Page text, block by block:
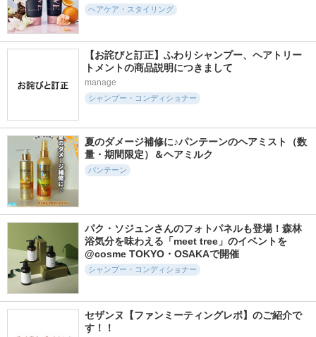
パンテーン
プセル美容液トリー
トメント
パンテーン
5.7
494件
Linon
ント（ムードナイト
ムスク）
5.5
498件
ボンリペアシャンプ
ー／トリートメント
bonparme
5.5
439件
ストレートヘアオイ
ル
5.0
1502件
ストレートシャンプ
ヘアケア・スタイリング
【お詫びと訂正】ふわりシャンプー、ヘアトリー
トメントの商品説明につきまして
manage
シャンプー・コンディショナー
夏のダメージ補修に♪パンテーンのヘアミスト（数
量・期間限定）＆ヘアミルク
パンテーン
パク・ソジュンさんのフォトパネルも登場！森林
浴気分を味わえる「meet tree」のイベントを
@cosme TOKYO・OSAKAで開催
シャンプー・コンディショナー
セザンヌ【ファンミーティングレポ】のご紹介で
す！！